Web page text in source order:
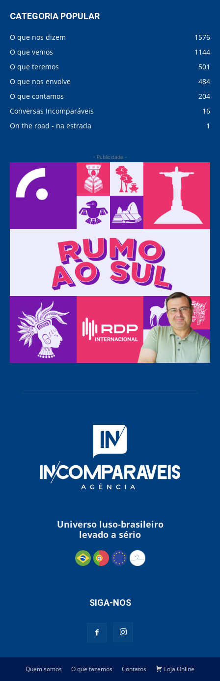
CATEGORIA POPULAR
O que nos dizem
1576
O que vemos
1144
O que teremos
501
O que nos envolve
484
O que contamos
204
Conversas Incomparáveis
16
On the road - na estrada
1
- Publicidade -
Universo luso-brasileiro
levado a sério
SIGA-NOS
Quem somos O que fazemos Contatos Loja Online